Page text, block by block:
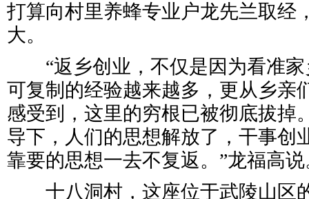
打算向村里养蜂专业户龙先兰取经
大。
“返乡创业，不仅是因为看准家
可复制的经验越来越多，更从乡亲
感受到，这里的穷根已被彻底拔掉
导下，人们的思想解放了，干事创
靠要的思想一去不复返。”龙福高
十八洞村，这座位于武陵山区